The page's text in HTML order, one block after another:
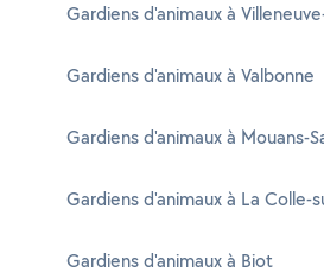
Gardiens d'animaux à
Gardiens d'animaux à Valbonne
Gardiens d'animaux à Mouans-
Gardiens d'animaux à La Colle-
Gardiens d'animaux à Biot